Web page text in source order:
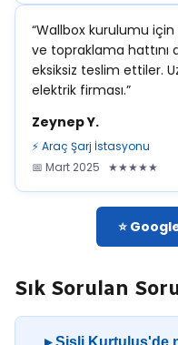
“Wallbox kurulumu
ve topraklama hattını
eksiksiz teslim ettiler.
elektrik firması.”
Zeynep Y.
⚡ Araç Şarj İstasyonu
📅 Mart 2025 ★★★★★
⭐
Sık Sorulan